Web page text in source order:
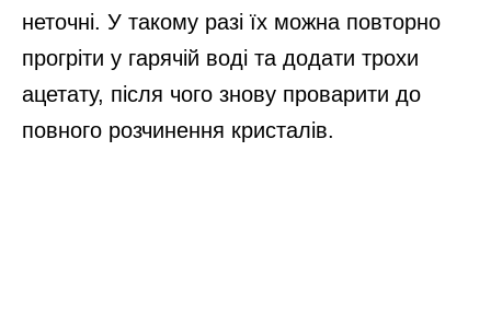
неточні. У такому разі їх можна повторно
прогріти у гарячій воді та додати трохи
ацетату, після чого знову проварити до
повного розчинення кристалів.